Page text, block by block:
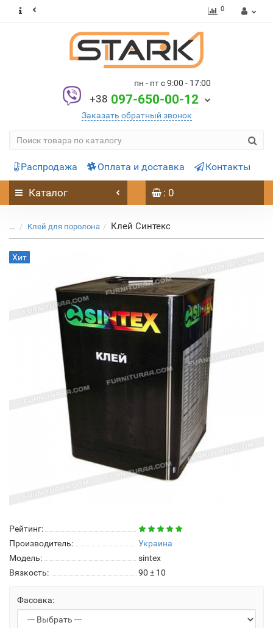
0
пн - пт с 9:00 - 17:00
+38 097-650-00-12
Заказать обратный звонок
Распродажа Оплата и доставка Контакты
Каталог : 0
... Клей для поролона Клей Синтекс
Хит
Рейтинг:
Производитель:
Украина
Модель:
sintex
Вязкость:
90 ± 10
Фасовка: